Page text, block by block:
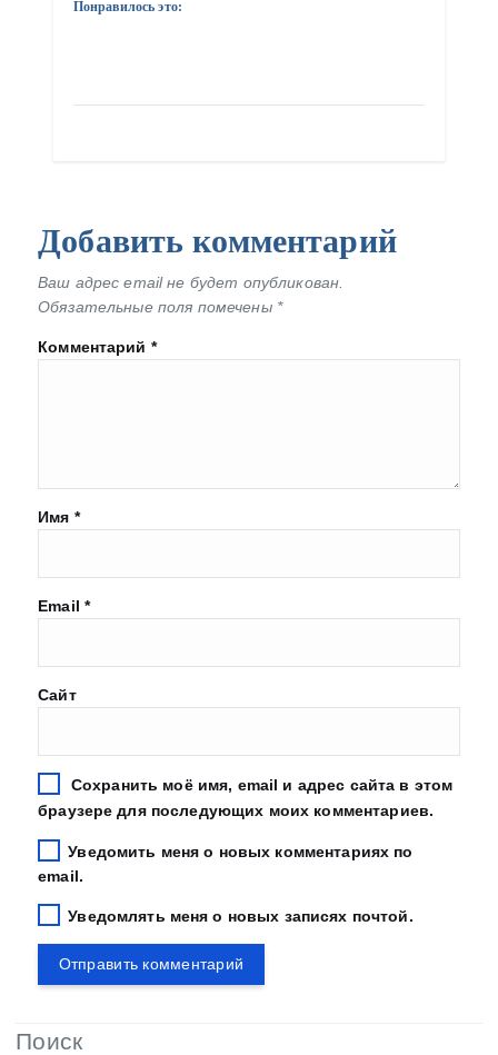
Понравилось это:
Добавить комментарий
Ваш адрес email не будет опубликован.
Обязательные поля помечены *
Комментарий *
Имя *
Email *
Сайт
Сохранить моё имя, email и адрес сайта в этом
браузере для последующих моих комментариев.
Уведомить меня о новых комментариях по
email.
Уведомлять меня о новых записях почтой.
Поиск